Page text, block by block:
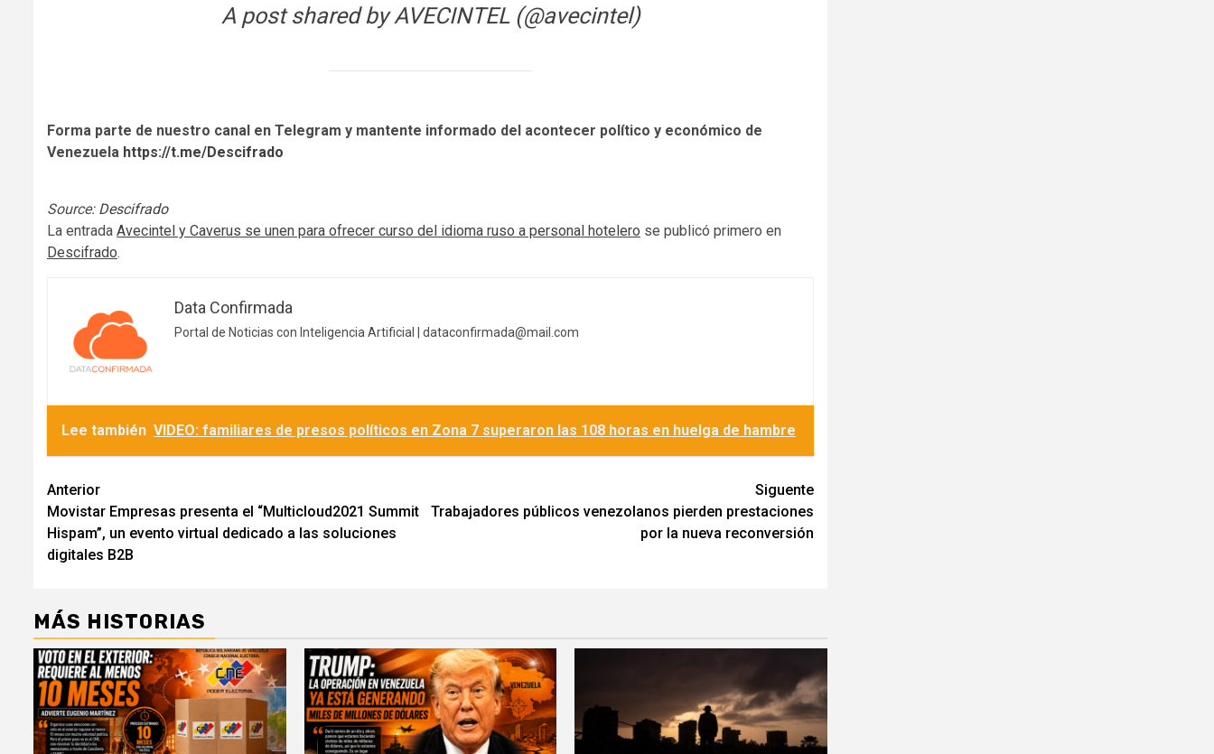
A post shared by AVECINTEL (@avecintel)
Forma parte de nuestro canal en Telegram y mantente informado del acontecer político y económico de
Venezuela https://t.me/Descifrado
Source: Descifrado
La entrada Avecintel y Caverus se unen para ofrecer curso del idioma ruso a personal hotelero se publicó primero en
Descifrado.
Data Confirmada
Portal de Noticias con Inteligencia Artificial | dataconfirmada@mail.com
Lee también VIDEO: familiares de presos políticos en Zona 7 superaron las 108 horas en huelga de hambre
Navegación
de
entradas
Anterior
Movistar Empresas presenta el “Multicloud2021 Summit
Hispam”, un evento virtual dedicado a las soluciones
digitales B2B
Siguente
Trabajadores públicos venezolanos pierden prestaciones
por la nueva reconversión
MÁS HISTORIAS